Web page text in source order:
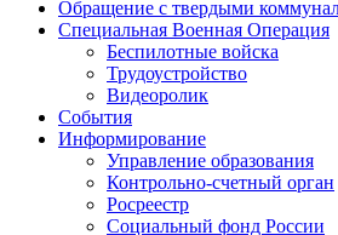
Обращение с твердыми
Специальная Военная Операция
Беспилотные войска
Трудоустройство
Видеоролик
События
Информирование
Управление образования
Контрольно-счетный орган
Росреестр
Социальный фонд России